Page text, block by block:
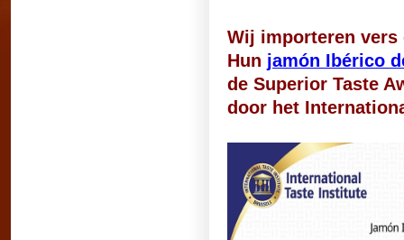
Wij importeren vers
Hun jamón Ibérico
de Superior Taste
door het